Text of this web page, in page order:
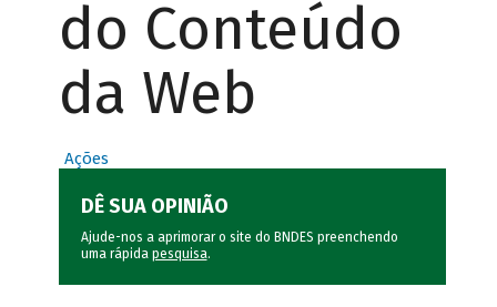
do Conteúdo
da Web
Ações
DÊ SUA OPINIÃO
Ajude-nos a aprimorar o site do BNDES preenchendo
uma rápida pesquisa.